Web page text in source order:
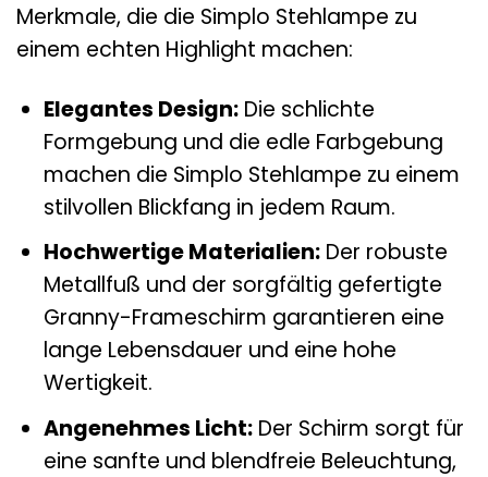
Merkmale, die die Simplo Stehlampe zu
einem echten Highlight machen:
Elegantes Design:Die schlichte
Formgebung und die edle Farbgebung
machen die Simplo Stehlampe zu einem
stilvollen Blickfang in jedem Raum.
Hochwertige Materialien:Der robuste
Metallfuß und der sorgfältig gefertigte
Granny-Frameschirm garantieren eine
lange Lebensdauer und eine hohe
Wertigkeit.
Angenehmes Licht:Der Schirm sorgt für
eine sanfte und blendfreie Beleuchtung,